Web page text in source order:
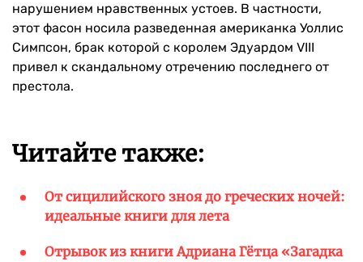
нарушением нравственных устоев. В частности,
этот фасон носила разведенная американка Уоллис
Симпсон, брак которой с королем Эдуардом VIII
привел к скандальному отречению последнего от
престола.
Читайте также:
От сицилийского зноя до греческих ночей:
идеальные книги для лета
Отрывок из книги Адриана Гётца «Загадка